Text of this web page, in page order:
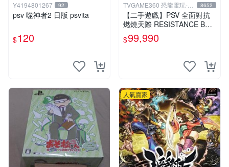
Y4194801267 92
psv 噬神者2 日版 psvita
$120
TVGAME360 恐龍電玩-台
中店
8652
【二手遊戲】PSV 全面對抗
燃燒天際 RESISTANCE BUR
NING SKIES 中文版【台中恐
龍電玩】
$99,990
人氣賣家